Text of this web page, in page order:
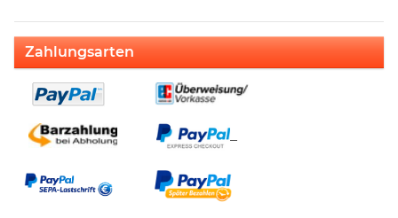
Zahlungsarten